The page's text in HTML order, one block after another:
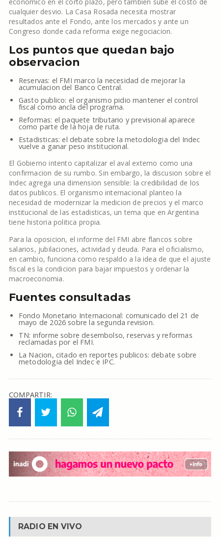
cualquier desvio. La Casa Rosada necesita mostrar
resultados ante el Fondo, ante los mercados y ante un
Congreso donde cada reforma exige negociacion.
Los puntos que quedan bajo
observacion
Reservas: el FMI marco la necesidad de mejorar la
acumulacion del Banco Central.
Gasto publico: el organismo pidio mantener el control
fiscal como ancla del programa.
Reformas: el paquete tributario y previsional aparece
como parte de la hoja de ruta.
Estadisticas: el debate sobre la metodologia del Indec
vuelve a ganar peso institucional.
El Gobierno intento capitalizar el aval externo como una
confirmacion de su rumbo. Sin embargo, la discusion sobre el
Indec agrega una dimension sensible: la credibilidad de los
datos publicos. El organismo internacional planteo la
necesidad de modernizar la medicion de precios y el marco
institucional de las estadisticas, un tema que en Argentina
tiene historia politica propia.
Para la oposicion, el informe del FMI abre flancos sobre
salarios, jubilaciones, actividad y deuda. Para el oficialismo,
en cambio, funciona como respaldo a la idea de que el ajuste
fiscal es la condicion para bajar impuestos y ordenar la
macroeconomia.
Fuentes consultadas
Fondo Monetario Internacional: comunicado del 21 de
mayo de 2026 sobre la segunda revision.
TN: informe sobre desembolso, reservas y reformas
reclamadas por el FMI.
La Nacion, citado en reportes publicos: debate sobre
metodologia del Indec e IPC.
COMPARTIR:
RADIO EN VIVO